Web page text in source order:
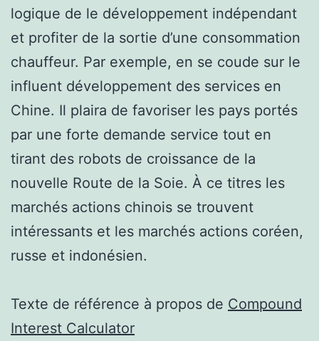
logique de le développement indépendant
et profiter de la sortie d’une consommation
chauffeur. Par exemple, en se coude sur le
influent développement des services en
Chine. Il plaira de favoriser les pays portés
par une forte demande service tout en
tirant des robots de croissance de la
nouvelle Route de la Soie. À ce titres les
marchés actions chinois se trouvent
intéressants et les marchés actions coréen,
russe et indonésien.
Texte de référence à propos de Compound
Interest Calculator